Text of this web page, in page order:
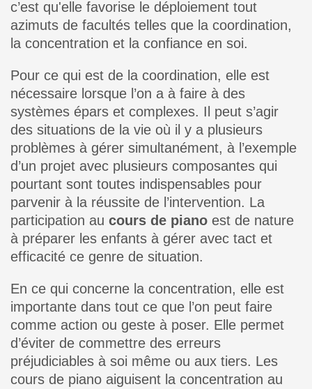
c’est qu'elle favorise le déploiement tout
azimuts de facultés telles que la coordination,
la concentration et la confiance en soi.
Pour ce qui est de la coordination, elle est
nécessaire lorsque l’on a à faire à des
systèmes épars et complexes. Il peut s’agir
des situations de la vie où il y a plusieurs
problèmes à gérer simultanément, à l’exemple
d’un projet avec plusieurs composantes qui
pourtant sont toutes indispensables pour
parvenir à la réussite de l’intervention. La
participation au cours de piano est de nature
à préparer les enfants à gérer avec tact et
efficacité ce genre de situation.
En ce qui concerne la concentration, elle est
importante dans tout ce que l’on peut faire
comme action ou geste à poser. Elle permet
d’éviter de commettre des erreurs
préjudiciables à soi même ou aux tiers. Les
cours de piano aiguisent la concentration au